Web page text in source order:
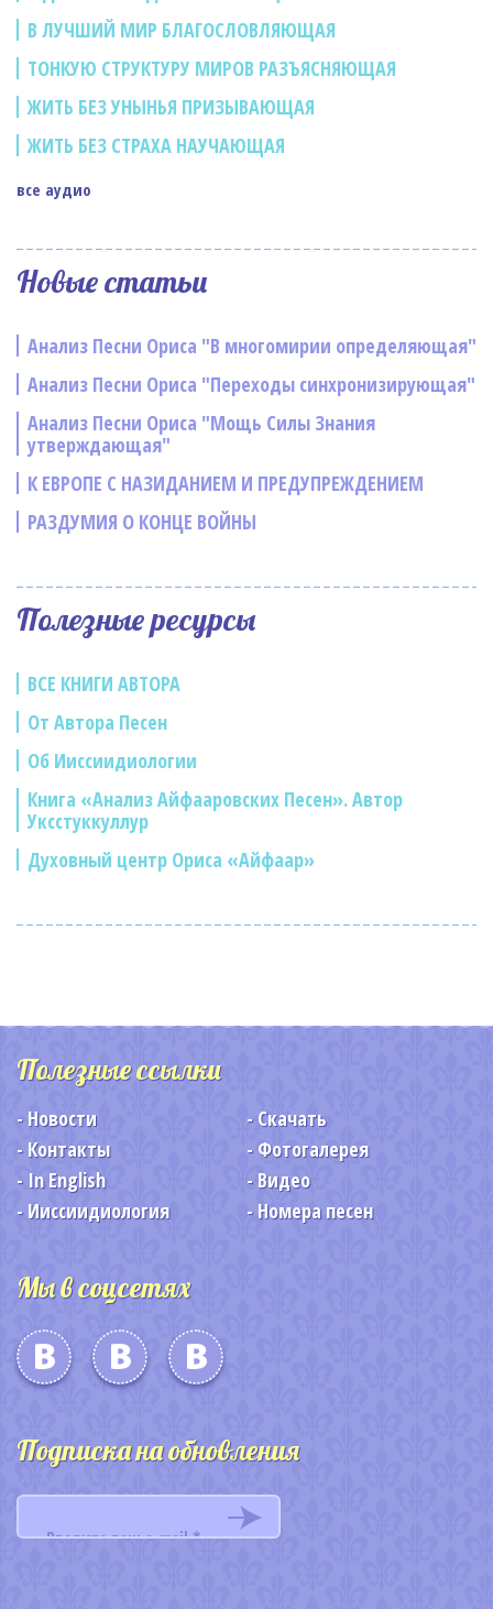
В ЛУЧШИЙ МИР БЛАГОСЛОВЛЯЮЩАЯ
ТОНКУЮ СТРУКТУРУ МИРОВ РАЗЪЯСНЯЮЩАЯ
ЖИТЬ БЕЗ УНЫНЬЯ ПРИЗЫВАЮЩАЯ
ЖИТЬ БЕЗ СТРАХА НАУЧАЮЩАЯ
все аудио
Новые статьи
Анализ Песни Ориса "В многомирии определяющая"
Анализ Песни Ориса "Переходы синхронизирующая"
Анализ Песни Ориса "Мощь Силы Знания
утверждающая"
К ЕВРОПЕ С НАЗИДАНИЕМ И ПРЕДУПРЕЖДЕНИЕМ
РАЗДУМИЯ О КОНЦЕ ВОЙНЫ
Полезные ресурсы
ВСЕ КНИГИ АВТОРА
От Автора Песен
Об Ииссиидиологии
Книга «Анализ Айфааровских Песен». Автор
Уксстуккуллур
Духовный центр Ориса «Айфаар»
Полезные ссылки
Новости
Скачать
Контакты
Фотогалерея
In English
Видео
Ииссиидиология
Номера песен
Мы в соцсетях
Подписка на обновления